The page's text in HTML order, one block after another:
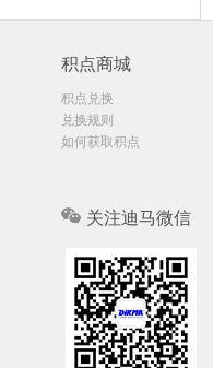
积点商城
积点兑换
兑换规则
如何获取积点
关注迪马微信